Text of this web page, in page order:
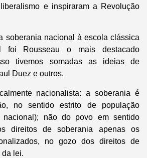
e inspiraram a Revolução
soberania nacional à escola clássica
foi Rousseau o mais destacado
tivemos somadas as ideias de
Duez e outros.
nacionalista: a soberania é
no sentido estrito de população
nacional); não do povo em sentido
direitos de soberania apenas os
no gozo dos direitos de
da lei.